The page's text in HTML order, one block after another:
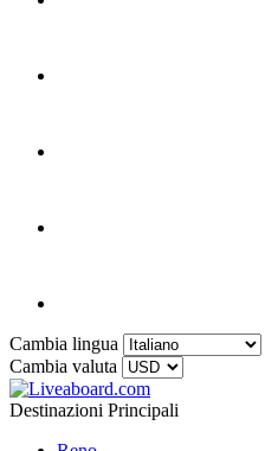
Cambia lingua
Cambia valuta
Destinazioni Principali